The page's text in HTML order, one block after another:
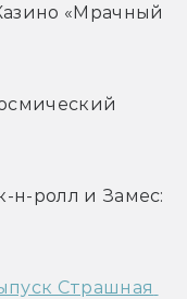
«Мрачный
н-ролл и Замес:
Страшная